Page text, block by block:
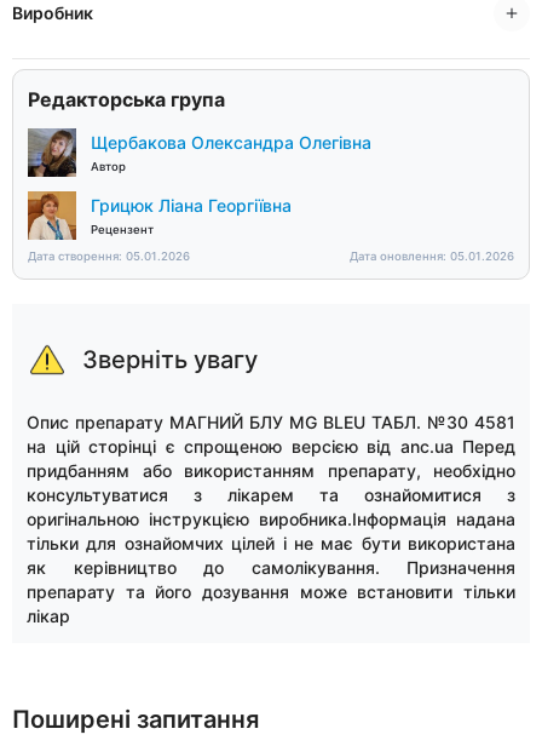
Виробник
Редакторська група
Щербакова Олександра Олегівна
Автор
Грицюк Ліана Георгіївна
Рецензент
Дата створення: 05.01.2026
Дата оновлення: 05.01.2026
Зверніть увагу
Опис препарату МАГНИЙ БЛУ MG BLEU ТАБЛ. №30 4581
на цій сторінці є спрощеною версією від anc.ua Перед
придбанням або використанням препарату, необхідно
консультуватися з лікарем та ознайомитися з
оригінальною інструкцією виробника.Інформація надана
тільки для ознайомчих цілей і не має бути використана
як керівництво до самолікування. Призначення
препарату та його дозування може встановити тільки
лікар
Поширені запитання